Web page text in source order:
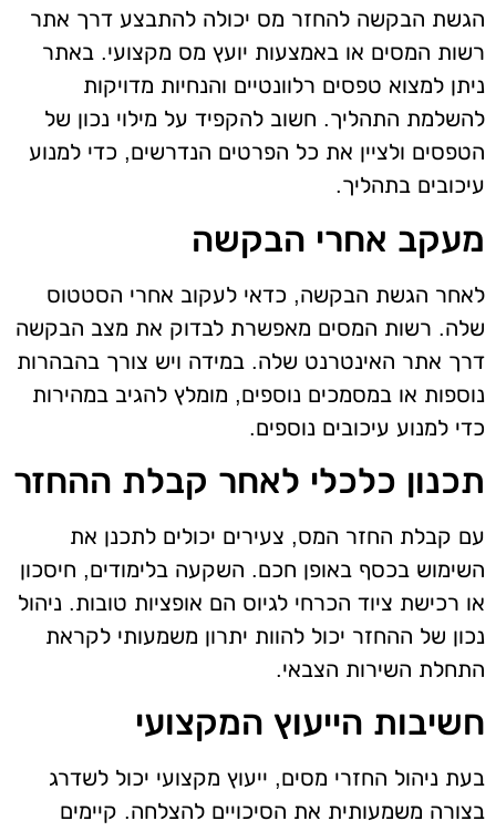
הגשת הבקשה להחזר מס יכולה להתבצע דרך אתר
רשות המסים או באמצעות יועץ מס מקצועי. באתר
ניתן למצוא טפסים רלוונטיים והנחיות מדויקות
להשלמת התהליך. חשוב להקפיד על מילוי נכון של
הטפסים ולציין את כל הפרטים הנדרשים, כדי למנוע
עיכובים בתהליך.
מעקב אחרי הבקשה
לאחר הגשת הבקשה, כדאי לעקוב אחרי הסטטוס
שלה. רשות המסים מאפשרת לבדוק את מצב הבקשה
דרך אתר האינטרנט שלה. במידה ויש צורך בהבהרות
נוספות או במסמכים נוספים, מומלץ להגיב במהירות
כדי למנוע עיכובים נוספים.
תכנון כלכלי לאחר קבלת ההחזר
עם קבלת החזר המס, צעירים יכולים לתכנן את
השימוש בכסף באופן חכם. השקעה בלימודים, חיסכון
או רכישת ציוד הכרחי לגיוס הם אופציות טובות. ניהול
נכון של ההחזר יכול להוות יתרון משמעותי לקראת
התחלת השירות הצבאי.
חשיבות הייעוץ המקצועי
בעת ניהול החזרי מסים, ייעוץ מקצועי יכול לשדרג
בצורה משמעותית את הסיכויים להצלחה. קיימים